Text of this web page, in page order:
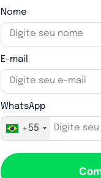
Nome
E-mail
WhatsApp
+55